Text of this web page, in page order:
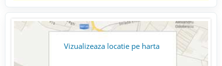
Vizualizeaza locatie pe harta